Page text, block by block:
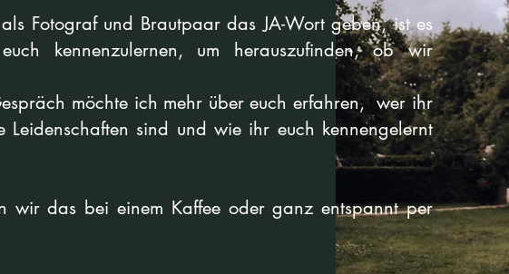
Fotograf und Brautpaar das JA-Wort geben, ist es
kennenzulernen, um herauszufinden, ob wir
möchte ich mehr über euch erfahren, wer ihr
Leidenschaften sind und wie ihr euch kennengelernt
wir das bei einem Kaffee oder ganz entspannt per